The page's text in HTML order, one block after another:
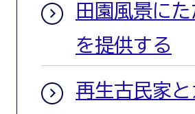
田園風景に
を提供する
再生古民家